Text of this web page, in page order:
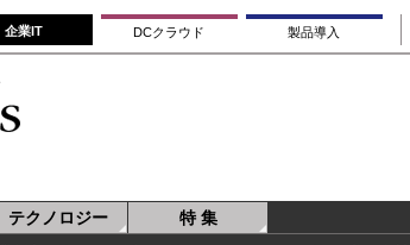
企業IT DCクラウド 製品導入
テクノロジー 特 集